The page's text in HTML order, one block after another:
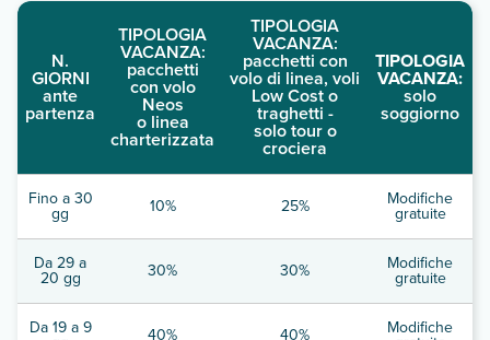
N.
GIORNI
ante
partenza
TIPOLOGIA
VACANZA:
pacchetti
con volo
Neos
o linea
charterizzata
TIPOLOGIA
VACANZA:
pacchetti con
volo di linea, voli
Low Cost o
traghetti -
solo tour o
crociera
TIPOLOGIA
VACANZA:
solo
soggiorno
Fino a 30
gg 10% 25% Modifiche
gratuite
Da 29 a
20 gg 30% 30% Modifiche
gratuite
Da 19 a 9 40% 40% Modifiche